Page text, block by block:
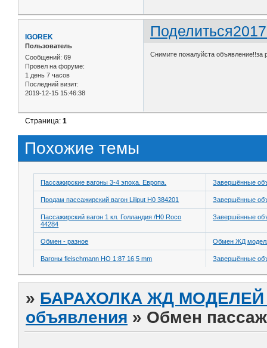
Поделиться
IGOREK
Пользователь
Сообщений: 69
Провел на форуме:
1 день 7 часов
Последний визит:
2019-12-15 15:46:38
Снимите пожалуйста объявление!!за
Страница:1
Похожие темы
Пассажирские вагоны 3-4 эпоха. Европа. Завершённые
Продам пассажирский вагон Liliput H0 384201 Завершённые
Пассажирский вагон 1 кл. Голландия /H0 Roco
44284
Завершённые
Обмен - разное Обмен ЖД
Вагоны fleischmann HO 1:87 16,5 mm Завершённые
» БАРАХОЛКА ЖД МОДЕЛЕЙ
объявления » Обмен